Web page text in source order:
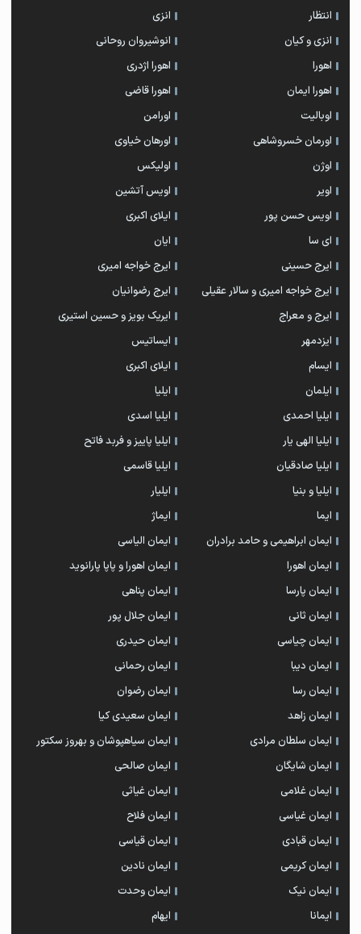
انتظار
انزی
انزی و کیان
انوشیروان روحانی
اهورا
اهورا اژدری
اهورا ایمان
اهورا قاضی
اوبالیت
اورامن
اورمان خسروشاهی
اورهان خیاوی
اوژن
اولیکس
اویر
اویس آتشین
اویس حسن پور
ايلاى اكبرى
ای سا
ایان
ایرج حسینی
ایرج خواجه امیری
ایرج خواجه امیری و سالار عقیلی
ایرج رضوانیان
ایرج و معراج
ایریک بویز و حسین استیری
ایزدمهر
ایساتیس
ایسام
ایلای اکبری
ایلمان
ایلیا
ایلیا احمدی
ایلیا اسدی
ایلیا الهی یار
ایلیا پاییز و فربد فاتح
ایلیا صادقیان
ایلیا قاسمی
ایلیا و بنیا
ایلیار
ایما
ایماژ
ایمان ابراهیمی و حامد برادران
ایمان الیاسی
ایمان اهورا
ایمان اهورا و پاپا پارانوید
ایمان پارسا
ایمان پناهی
ایمان ثانی
ایمان جلال پور
ایمان چیاسی
ایمان حیدری
ایمان دیبا
ایمان رحمانی
ایمان رسا
ایمان رضوان
ایمان زاهد
ایمان سعیدی کیا
ایمان سلطان مرادی
ایمان سیاهپوشان و بهروز سکتور
ایمان شایگان
ایمان صالحی
ایمان غلامی
ایمان غیاثی
ایمان غیاسی
ایمان فلاح
ایمان قبادی
ایمان قیاسی
ایمان کریمی
ایمان نادین
ایمان نیک
ایمان وحدت
ایمانا
ایهام